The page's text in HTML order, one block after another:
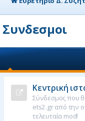
Συνδεσμοι
Κεντρική
Σύνδεσμος που
ets2.gr από την
τελευταία mod!